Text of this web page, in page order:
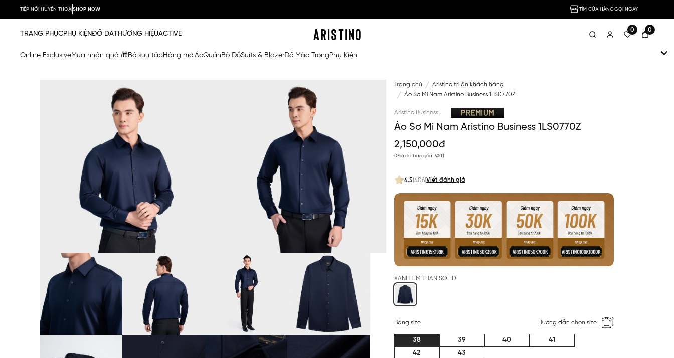
TIẾP NỐI HUYỀN THOẠISHOP NOW TÌM CỬA HÀNGGỌI NGAY
0 0
TRANG PHỤCPHỤ KIỆNĐỒ DATHƯƠNG HIỆUACTIVE
Online ExclusiveMua nhận quà 🎁Bộ sưu tậpHàng mớiÁoQuầnBộ ĐồSuits & BlazerĐồ Mặc TrongPhụ Kiện
Trang chủ
Aristino tri ân khách hàng
Áo Sơ Mi Nam Aristino Business 1LS0770Z
Aristino Business
Áo Sơ Mi Nam Aristino Business 1LS0770Z
2,150,000đ
(Giá đã bao gồm VAT)
4.5(406)Viết đánh giá
XANH TÍM THAN SOLID
Bảng size Hướng dẫn chọn size
38 39 40
41
42
43